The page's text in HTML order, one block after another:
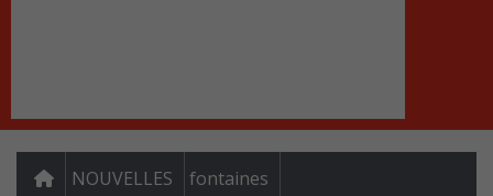
NOUVELLES fontaines